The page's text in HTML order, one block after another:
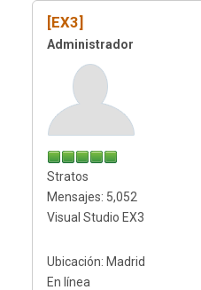
[EX3]
Administrador
Stratos
Mensajes: 5,052
Visual Studio EX3
Ubicación: Madrid
En línea